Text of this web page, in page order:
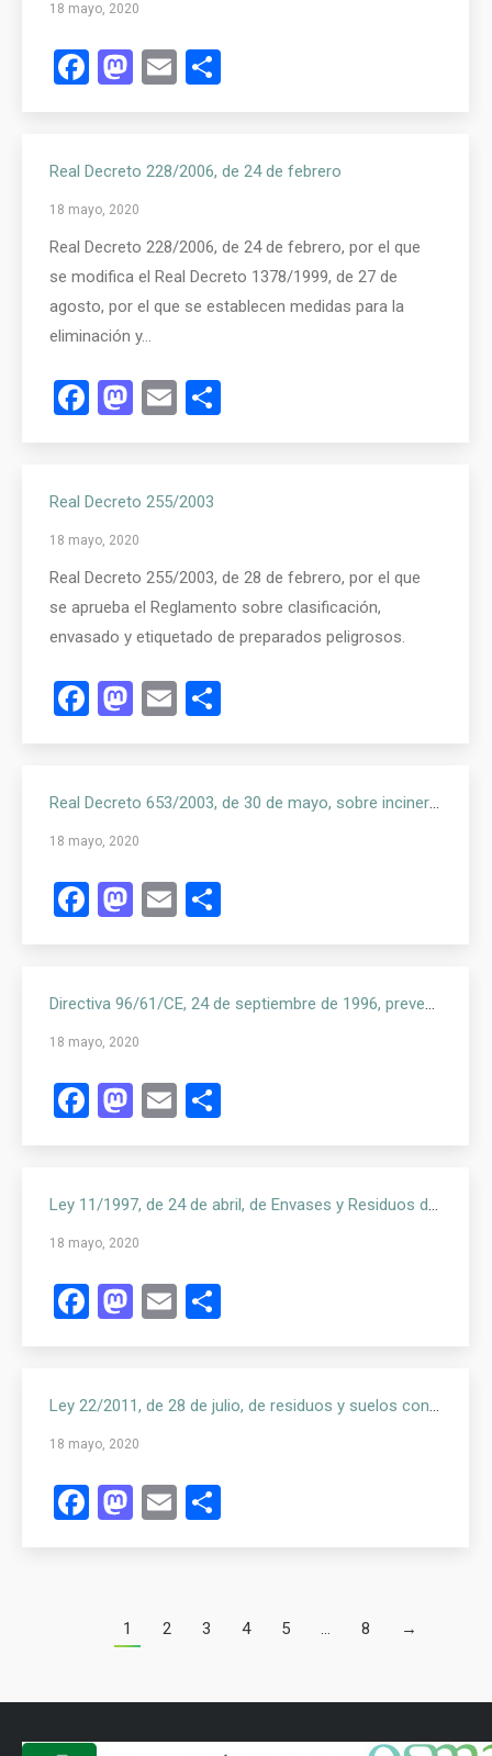
18 mayo, 2020
Facebook
Mastodon
Email
Real Decreto 228/2006, de 24 de febrero
18 mayo, 2020
Real Decreto 228/2006, de 24 de febrero, por el que
se modifica el Real Decreto 1378/1999, de 27 de
agosto, por el que se establecen medidas para la
eliminación y…
Facebook
Mastodon
Email
Real Decreto 255/2003
18 mayo, 2020
Real Decreto 255/2003, de 28 de febrero, por el que
se aprueba el Reglamento sobre clasificación,
envasado y etiquetado de preparados peligrosos.
Facebook
Mastodon
Email
Real Decreto 653/2003, de 30 de mayo, sobre incineración de residuos
18 mayo, 2020
Facebook
Mastodon
Email
Directiva 96/61/CE, 24 de septiembre de 1996, prevención y control integrados de la contaminación
18 mayo, 2020
Facebook
Mastodon
Email
Ley 11/1997, de 24 de abril, de Envases y Residuos de Envases
18 mayo, 2020
Facebook
Mastodon
Email
Ley 22/2011, de 28 de julio, de residuos y suelos contaminados.
18 mayo, 2020
Facebook
Mastodon
Email
1 2 3 4 5 … 8 →